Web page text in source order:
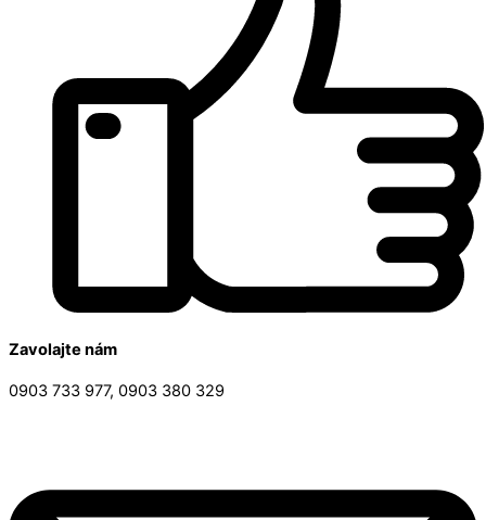
Zavolajte nám
0903 733 977, 0903 380 329